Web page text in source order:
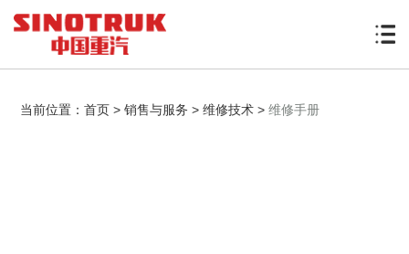
当前位置：首页 >销售与服务 >维修技术 >维修手册